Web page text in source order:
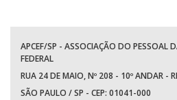
APCEF/SP - ASSOCIAÇÃO DO PESSOAL
FEDERAL
RUA 24 DE MAIO, Nº 208 - 10º ANDAR -
SÃO PAULO / SP - CEP: 01041-000